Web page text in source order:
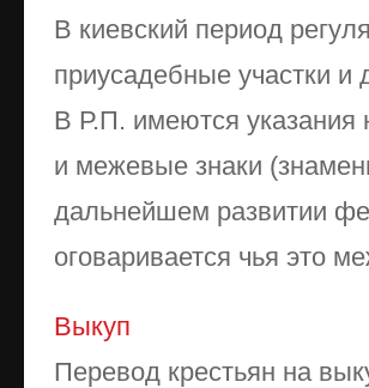
В киевский период
приусадебные участки и
В Р.П. имеются
и межевые знаки
дальнейшем развитии
оговари­вается чья это
Выкуп
Перевод крестьян на